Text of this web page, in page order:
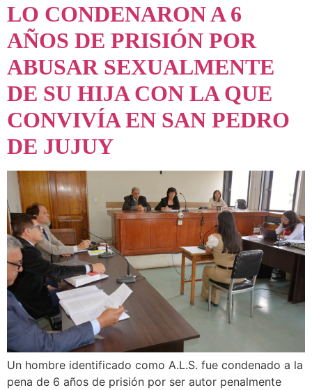
LO CONDENARON A 6
AÑOS DE PRISIÓN POR
ABUSAR SEXUALMENTE
DE SU HIJA CON LA QUE
CONVIVÍA EN SAN PEDRO
DE JUJUY
Un hombre identificado como A.L.S. fue condenado a la
pena de 6 años de prisión por ser autor penalmente